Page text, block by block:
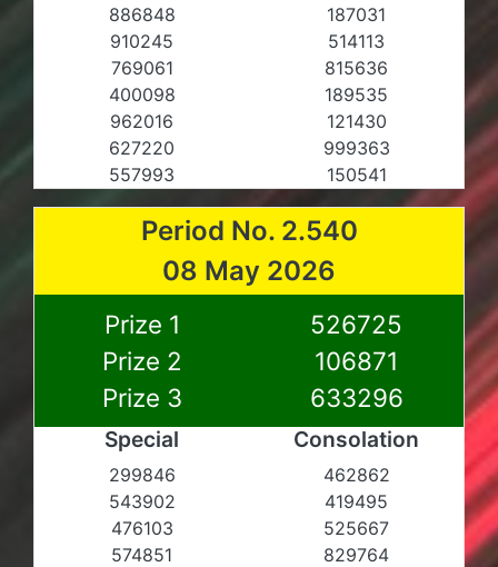
886848
910245
769061
400098
962016
627220
557993
187031
514113
815636
189535
121430
999363
150541
Period No. 2.540
08 May 2026
Prize 1
526725
Prize 2
106871
Prize 3
633296
Special
299846
543902
476103
574851
Consolation
462862
419495
525667
829764